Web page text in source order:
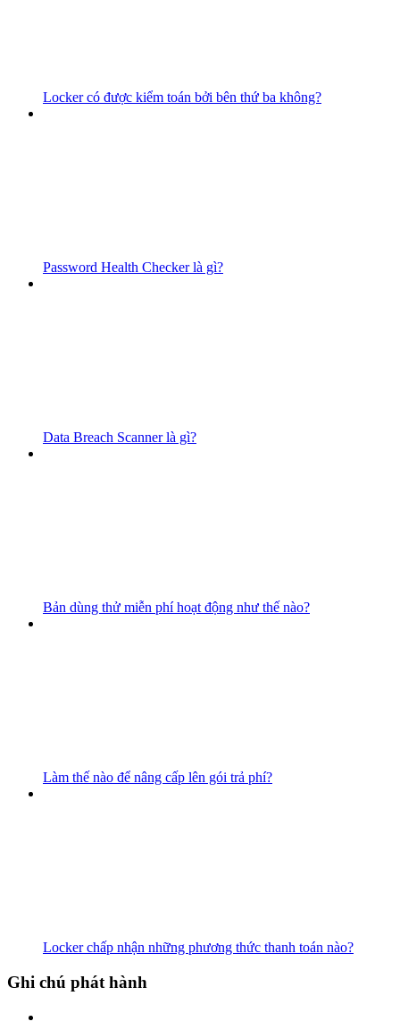
Locker có được kiểm toán bởi bên thứ ba không?
Password Health Checker là gì?
Data Breach Scanner là gì?
Bản dùng thử miễn phí hoạt động như thế nào?
Làm thế nào để nâng cấp lên gói trả phí?
Locker chấp nhận những phương thức thanh toán nào?
Ghi chú phát hành